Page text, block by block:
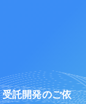
託開発のご依